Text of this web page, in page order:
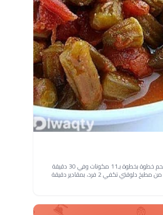
طريقة عمل يخنة البامية باللحم خطوة بخطوة بـ11 مكونات وفي 30 دقيقة
فقط. وصفة سهلة ومجرّبة من مطبخ دلوقتي تكفي 2 فرد، بمقادير دقيقة